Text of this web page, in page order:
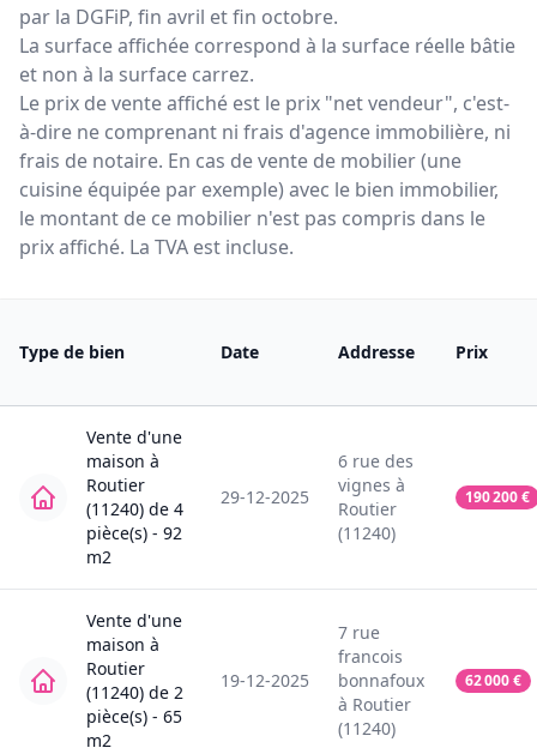
par la DGFiP, fin avril et fin octobre.
La surface affichée correspond à la surface réelle bâtie
et non à la surface carrez.
Le prix de vente affiché est le prix "net vendeur", c'est-
à-dire ne comprenant ni frais d'agence immobilière, ni
frais de notaire. En cas de vente de mobilier (une
cuisine équipée par exemple) avec le bien immobilier,
le montant de ce mobilier n'est pas compris dans le
prix affiché. La TVA est incluse.
Type de bien Date Addresse Prix
Vente d'une
maison à
Routier
(11240) de 4
pièce(s) - 92
m2
29-12-2025
6 rue des
vignes à
Routier
(11240)
190 200€
Vente d'une
maison à
Routier
(11240) de 2
pièce(s) - 65
m2
19-12-2025
7 rue
francois
bonnafoux
à Routier
(11240)
62 000€